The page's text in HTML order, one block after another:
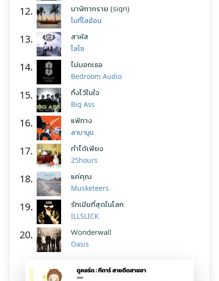
12. นาฬิกาทราย (sign)
โบกี้ไลอ้อน
13. สาหัส
โลโซ
14. ไม่บอกเธอ
Bedroom Audio
15. ทิ้งไว้ในใจ
Big Ass
16. แพ้ทาง
ลาบานูน
17. ทำได้เพียง
25hours
18. แค่คุณ
Musketeers
19. รักเมียที่สุดในโลก
ILLSLICK
20. Wonderwall
Oasis